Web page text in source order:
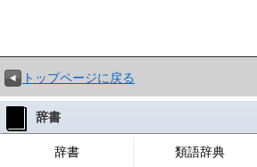
トップページに戻る
辞書
辞書 類語辞典